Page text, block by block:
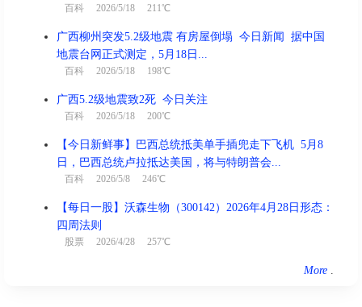
百科 2026/5/18 211℃
广西柳州突发5.2级地震 有房屋倒塌 今日新闻 据中国
地震台网正式测定，5月18日...
百科 2026/5/18 198℃
广西5.2级地震致2死 今日关注
百科 2026/5/18 200℃
【今日新鲜事】巴西总统抵美单手插兜走下飞机 5月8
日，巴西总统卢拉抵达美国，将与特朗普会...
百科 2026/5/8 246℃
【每日一股】沃森生物（300142）2026年4月28日形态：
四周法则
股票 2026/4/28 257℃
More .